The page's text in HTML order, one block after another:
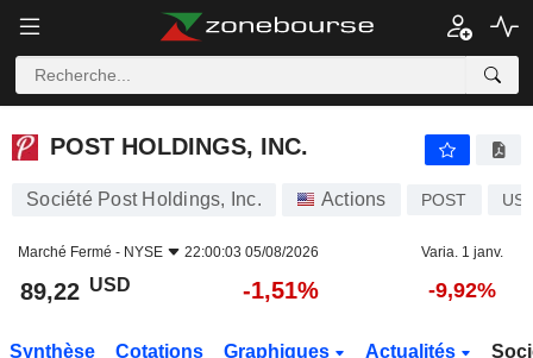
POST HOLDINGS, INC.
POST HOLDINGS, INC.
Société Post Holdings, Inc. Actions POST
Marché Fermé - NYSE 22:00:03 05/08/2026 Varia. 1 janv.
89,22 USD -1,51% -9,92%
Synthèse Cotations Graphiques Actualités